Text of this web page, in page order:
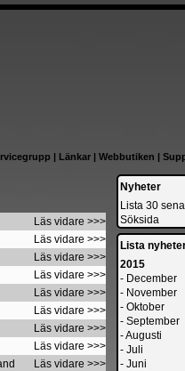
| Länkar | Webbutiken |
Läs vidare >>>
Läs vidare >>>
Läs vidare >>>
Läs vidare >>>
Läs vidare >>>
Läs vidare >>>
Läs vidare >>>
Läs vidare >>>
Läs vidare >>>
Nyheter
Lista 30
Söksida
Lista
2015
- December
- November
- Oktober
- September
-Augusti
- Juli
- Juni